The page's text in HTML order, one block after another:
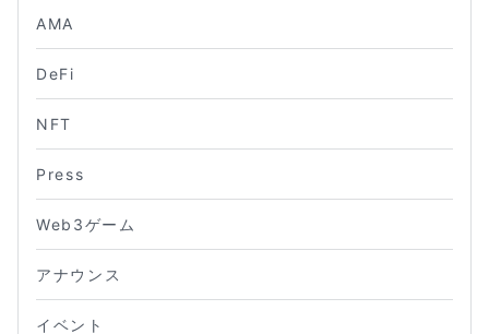
AMA
DeFi
NFT
Press
Web3ゲーム
アナウンス
イベント